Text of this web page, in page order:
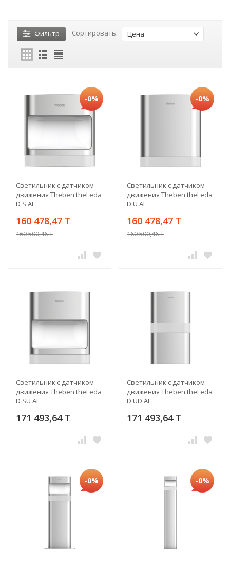
Фильтр Сортировать: Цена
-0%
Светильник с датчиком
движения Theben theLeda
D S AL
160 478,47 T
160 500,46 T
-0%
Светильник с датчиком
движения Theben theLeda
D U AL
160 478,47 T
160 500,46 T
Светильник с датчиком
движения Theben theLeda
D SU AL
171 493,64 T
Светильник с датчиком
движения Theben theLeda
D UD AL
171 493,64 T
-0% -0%